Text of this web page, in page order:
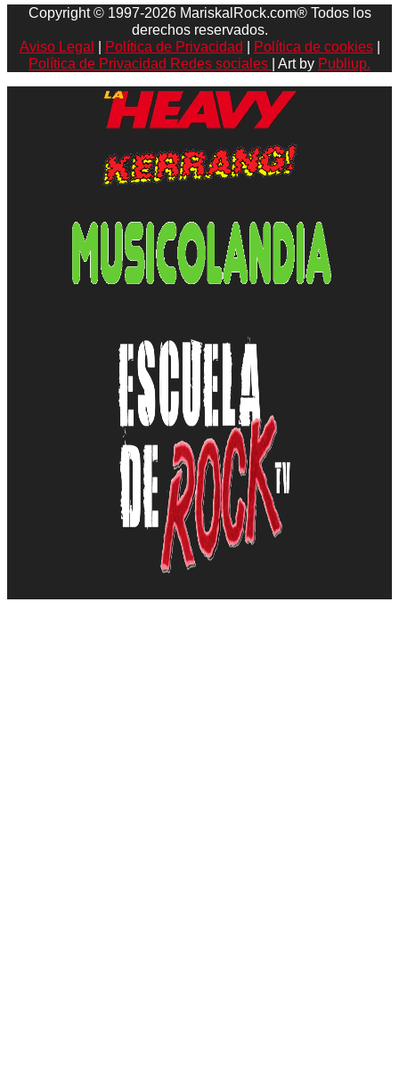
Copyright © 1997-2026 MariskalRock.com® Todos los
derechos reservados.
Aviso Legal
Política de Privacidad Política de cookies|
Política de Privacidad Redes sociales
| Art by Publiup.